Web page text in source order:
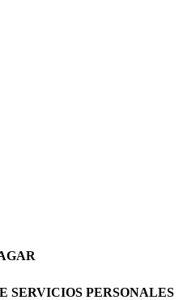
SERVICIOS PERSONALES